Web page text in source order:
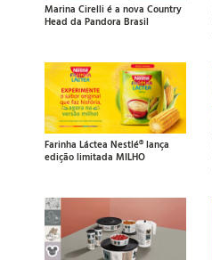
Marina Cirelli é a nova Country
Head da Pandora Brasil
Farinha Láctea Nestlé® lança
edição limitada MILHO